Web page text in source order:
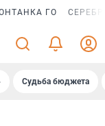
ГО
Судьба бюджета